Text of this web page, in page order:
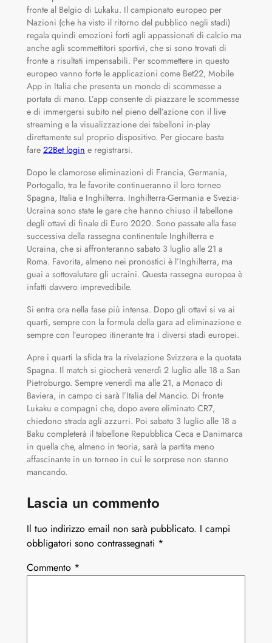
fronte al Belgio di Lukaku. Il campionato europeo per
Nazioni (che ha visto il ritorno del pubblico negli stadi)
regala quindi emozioni forti agli appassionati di calcio ma
anche agli scommettitori sportivi, che si sono trovati di
fronte a risultati impensabili. Per scommettere in questo
europeo vanno forte le applicazioni come Bet22, Mobile
App in Italia che presenta un mondo di scommesse a
portata di mano. L’app consente di piazzare le scommesse
e di immergersi subito nel pieno dell’azione con il live
streaming e la visualizzazione dei tabelloni in-play
direttamente sul proprio dispositivo. Per giocare basta
fare 22Bet login e registrarsi.
Dopo le clamorose eliminazioni di Francia, Germania,
Portogallo, tra le favorite continueranno il loro torneo
Spagna, Italia e Inghilterra. Inghilterra-Germania e Svezia-
Ucraina sono state le gare che hanno chiuso il tabellone
degli ottavi di finale di Euro 2020. Sono passate alla fase
successiva della rassegna continentale Inghilterra e
Ucraina, che si affronteranno sabato 3 luglio alle 21 a
Roma. Favorita, almeno nei pronostici è l’Inghilterra, ma
guai a sottovalutare gli ucraini. Questa rassegna europea è
infatti davvero imprevedibile.
Si entra ora nella fase più intensa. Dopo gli ottavi si va ai
quarti, sempre con la formula della gara ad eliminazione e
sempre con l’europeo itinerante tra i diversi stadi europei.
Apre i quarti la sfida tra la rivelazione Svizzera e la quotata
Spagna. Il match si giocherà venerdì 2 luglio alle 18 a San
Pietroburgo. Sempre venerdì ma alle 21, a Monaco di
Baviera, in campo ci sarà l’Italia del Mancio. Di fronte
Lukaku e compagni che, dopo avere eliminato CR7,
chiedono strada agli azzurri. Poi sabato 3 luglio alle 18 a
Baku completerà il tabellone Repubblica Ceca e Danimarca
in quella che, almeno in teoria, sarà la partita meno
affascinante in un torneo in cui le sorprese non stanno
mancando.
Lascia un commento
Il tuo indirizzo email non sarà pubblicato. I campi
obbligatori sono contrassegnati *
Commento *